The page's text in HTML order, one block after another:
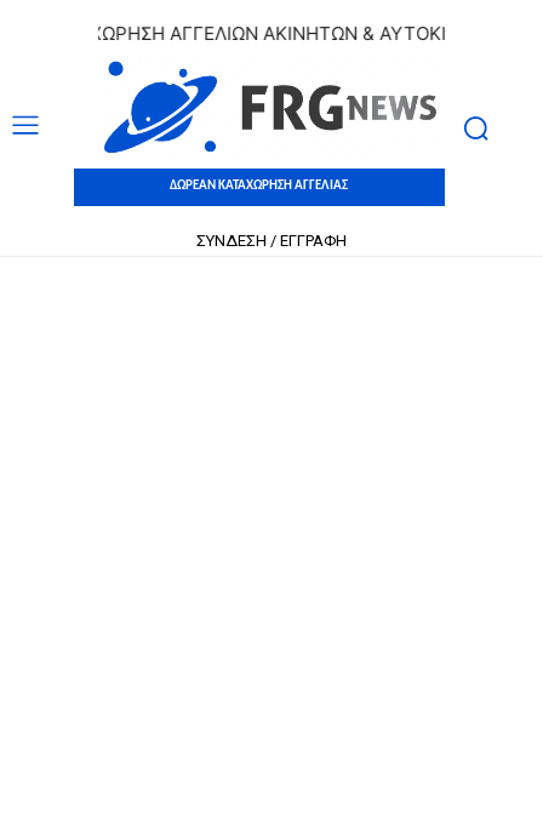
ΑΓΓΕΛΙΩΝ ΑΚΙΝΗΤΩΝ & ΑΥΤΟΚΙΝΗΤΩΝ |
ΔΩΡΕΑΝ ΚΑΤΑΧΩΡΗΣΗ ΑΓΓΕΛΙΑΣ
ΣΥΝΔΕΣΗ / ΕΓΓΡΑΦΗ